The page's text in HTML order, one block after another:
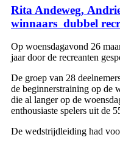
Rita Andeweg,
winnaars dubbel
Op woensdagavond 26
jaar door de recreanten
De groep van 28
de beginnerstraining op de
die al langer op de
enthousiaste spelers uit de
De wedstrijdleiding had